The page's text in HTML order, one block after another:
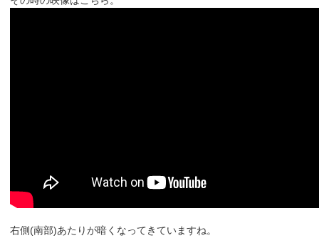
右側(南部)あたりが暗くなってきていますね。